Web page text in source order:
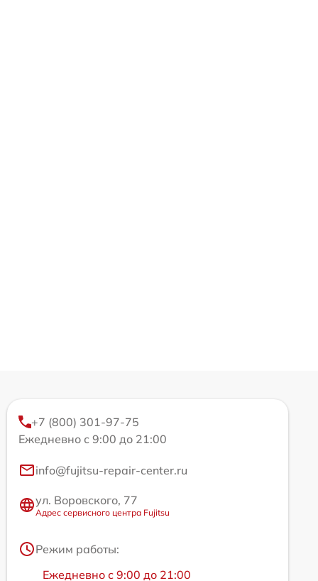
+7 (800) 301-97-75
Ежедневно с 9:00 до 21:00
info@fujitsu-repair-center.ru
ул. Воровского, 77
Адрес сервисного центра Fujitsu
Режим работы:
Ежедневно с 9:00 до 21:00